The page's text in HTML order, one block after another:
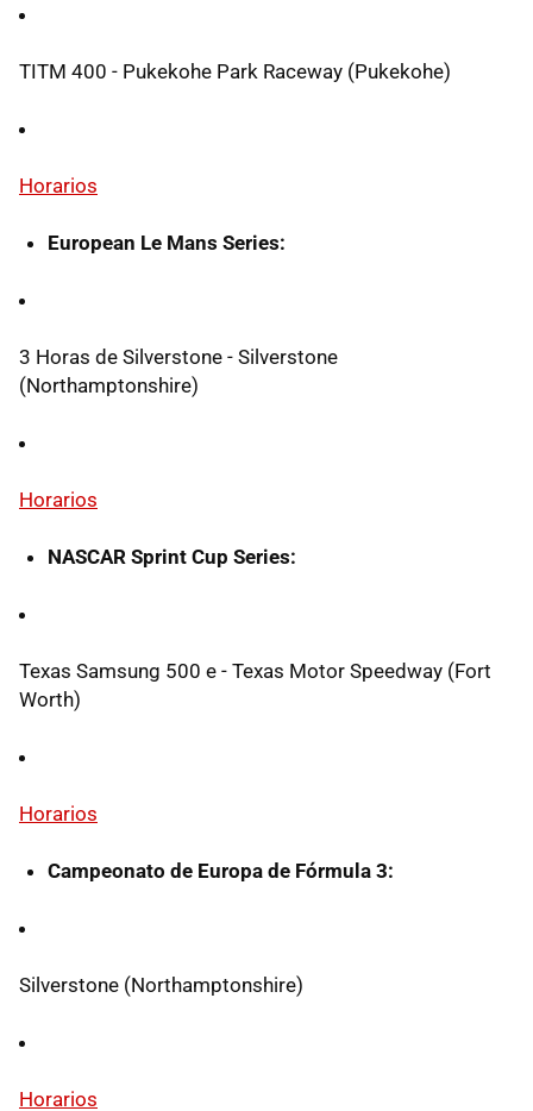
TITM 400 - Pukekohe Park Raceway (Pukekohe)
Horarios
European Le Mans Series:
3 Horas de Silverstone - Silverstone
(Northamptonshire)
Horarios
NASCAR Sprint Cup Series:
Texas Samsung 500 e - Texas Motor Speedway (Fort
Worth)
Horarios
Campeonato de Europa de Fórmula 3:
Silverstone (Northamptonshire)
Horarios